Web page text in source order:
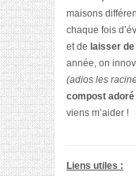
maisons
chaque fois
et de laisser
année, on
(adios les
compost adoré
viens m’aider !
Liens utiles :